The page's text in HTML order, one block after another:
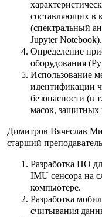
составляющих в
(спектральный
Jupyter Notebook).
Определение
оборудования
Использование
идентификации
безопасности (в
масок, защитных
Димитров Вячеслав
старший преподаватель
Разработка ПО
IMU сенсора на
компьютере.
Разработка
считывания